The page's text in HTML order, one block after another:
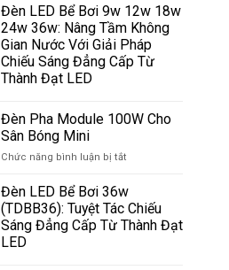
Đèn LED Bể Bơi 9w 12w 18w
24w 36w: Nâng Tầm Không
Gian Nước Với Giải Pháp
Chiếu Sáng Đẳng Cấp Từ
Thành Đạt LED
Đèn Pha Module 100W Cho
Sân Bóng Mini
Chức năng bình luận bị tắt
Pha
Module
100W
Cho
Đèn LED Bể Bơi 36w
(TDBB36): Tuyệt Tác Chiếu
Sáng Đẳng Cấp Từ Thành Đạt
LED